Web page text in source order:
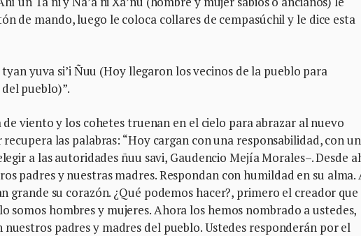
de mando, luego le coloca collares de cempasúchil y le dice esta
yuva si’i Ñuu (Hoy llegaron los vecinos de la pueblo para
pueblo)”.
viento y los cohetes truenan en el cielo para abrazar al nuevo
las palabras: “Hoy cargan con una responsabilidad, con un
a las autoridades ñuu savi, Gaudencio Mejía Morales–. Desde
padres y nuestras madres. Respondan con humildad en su alma.
grande su corazón. ¿Qué podemos hacer?, primero el creador que
somos hombres y mujeres. Ahora los hemos nombrado a ustedes,
nuestros padres y madres del pueblo. Ustedes responderán por el